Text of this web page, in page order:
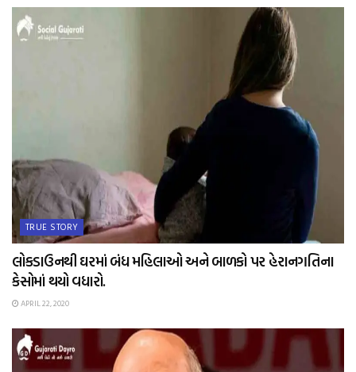
TRUE STORY
લોકડાઉનથી ઘરમાં બંધ મહિલાઓ અને બાળકો પર હેરાનગતિના
કેસોમાં થયો વધારો.
APRIL 22, 2020